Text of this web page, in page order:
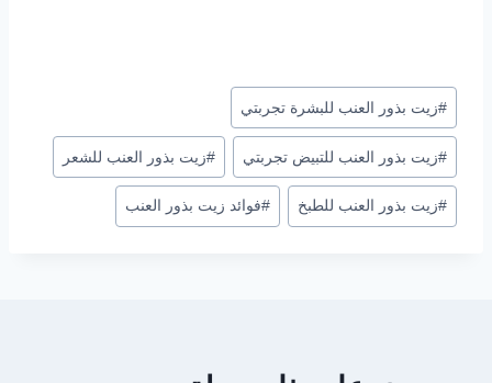
وسوم
المقال:
#زيت بذور العنب للبشرة تجربتي
#زيت بذور العنب للتبيض تجربتي #زيت بذور العنب للشعر
#زيت بذور العنب للطبخ #فوائد زيت بذور العنب